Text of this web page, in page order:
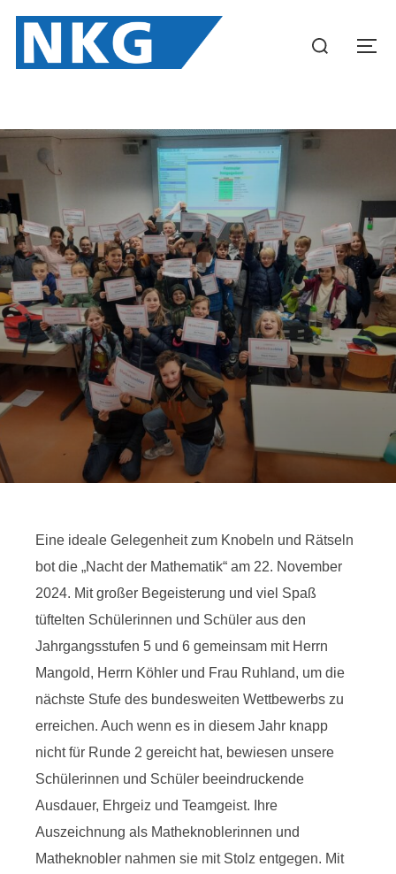
Eine ideale Gelegenheit zum Knobeln und Rätseln
bot die „Nacht der Mathematik“ am 22. November
2024. Mit großer Begeisterung und viel Spaß
tüftelten Schülerinnen und Schüler aus den
Jahrgangsstufen 5 und 6 gemeinsam mit Herrn
Mangold, Herrn Köhler und Frau Ruhland, um die
nächste Stufe des bundesweiten Wettbewerbs zu
erreichen. Auch wenn es in diesem Jahr knapp
nicht für Runde 2 gereicht hat, bewiesen unsere
Schülerinnen und Schüler beeindruckende
Ausdauer, Ehrgeiz und Teamgeist. Ihre
Auszeichnung als Matheknoblerinnen und
Matheknobler nahmen sie mit Stolz entgegen. Mit